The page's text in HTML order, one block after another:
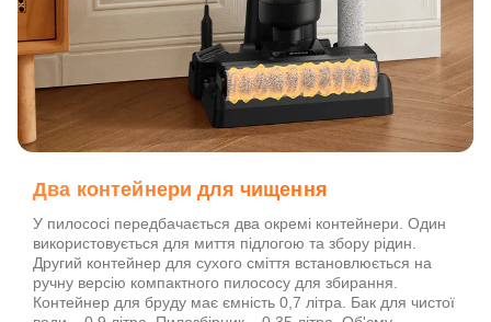
Два контейнери для чищення
У пилососі передбачається два окремі контейнери. Один
використовується для миття підлогою та збору рідин.
Другий контейнер для сухого сміття встановлюється на
ручну версію компактного пилососу для збирання.
Контейнер для бруду має ємність 0,7 літра. Бак для чистої